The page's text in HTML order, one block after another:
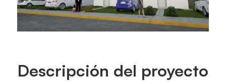
Descripción del proyecto